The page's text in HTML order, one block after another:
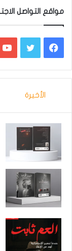
مواقع التواصل
فيسبوكتويتر
الأخيرة